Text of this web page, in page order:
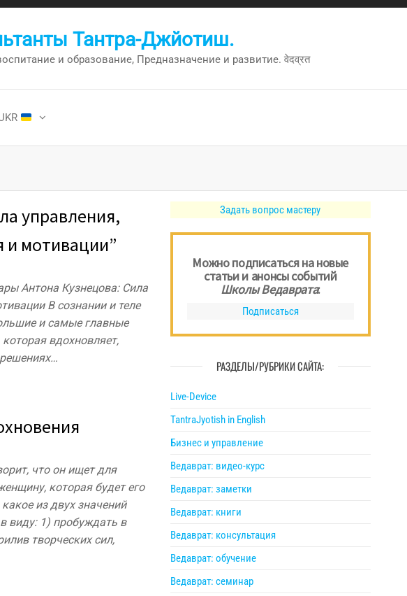
Тантра-Джйотиш.
и образование, Предназначение и развитие. वेदव्रत
управления,
и мотивации”
Антона Кузнецова: Сила
В сознании и теле
и самые главные
вдохновляет,
что он ищет для
которая будет его
из двух значений
виду: 1) пробуждать в
творческих сил,
Задать вопрос мастеру
Можно подписаться на новые
статьи и анонсы событий
Школы Ведаврата:
Подписаться
РАЗДЕЛЫ/РУБРИКИ САЙТА:
Live-Device
TantraJyotish in English
Бизнес и управление
Ведаврат: видео-курс
Ведаврат: заметки
Ведаврат: книги
Ведаврат: консультация
Ведаврат: обучение
Ведаврат: семинар